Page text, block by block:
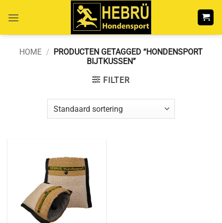
naar
HOME / PRODUCTEN GETAGGED “HONDENSPORT
BIJTKUSSEN”
FILTER